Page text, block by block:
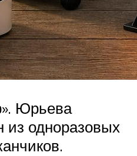
Юрьева
из одноразовых